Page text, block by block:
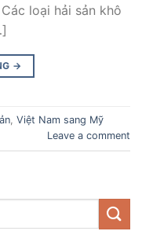
loại hải sản khô
→
Việt Nam sang Mỹ
Leave a comment